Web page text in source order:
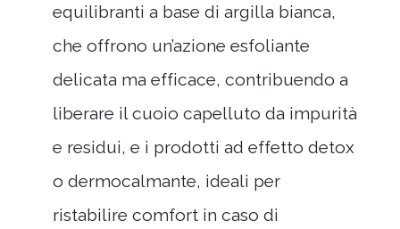
equilibranti a base di argilla bianca,
che offrono un’azione esfoliante
delicata ma efficace, contribuendo a
liberare il cuoio capelluto da impurità
e residui, e i prodotti ad effetto detox
o dermocalmante, ideali per
ristabilire comfort in caso di